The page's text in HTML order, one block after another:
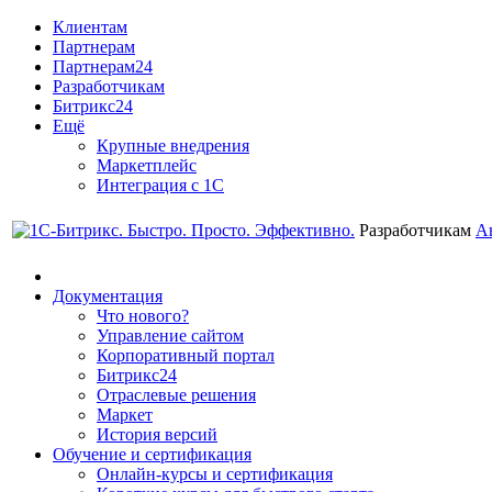
Клиентам
Партнерам
Партнерам24
Разработчикам
Битрикс24
Ещё
Крупные внедрения
Маркетплейс
Интеграция с 1С
Разработчикам
Документация
Что нового?
Управление сайтом
Корпоративный портал
Битрикс24
Отраслевые решения
Маркет
История версий
Обучение и сертификация
Онлайн-курсы и сертификация